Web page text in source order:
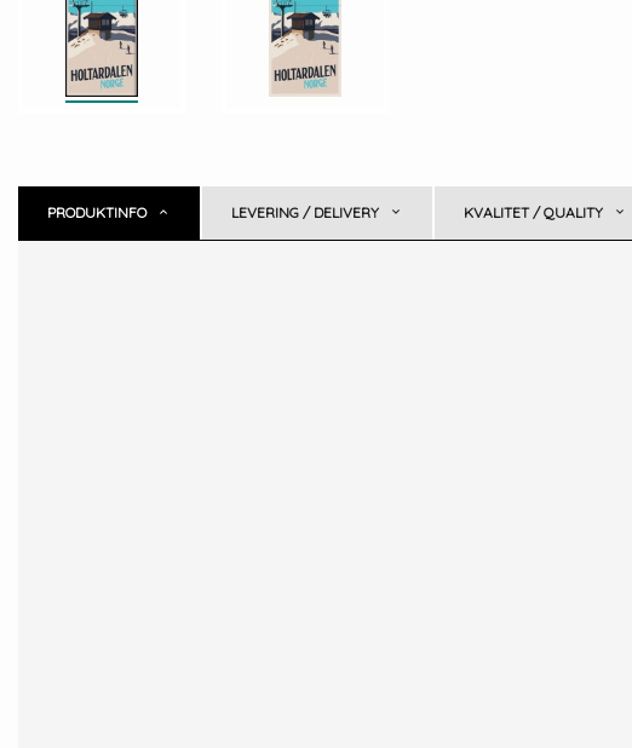
PRODUKTINFO LEVERING / DELIVERY KVALITET / QUALITY